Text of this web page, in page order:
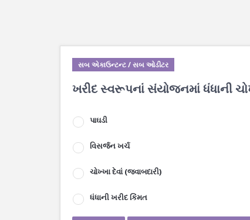
સબ એકાઉન્ટન્ટ / સબ ઓડીટર
ખરીદ સ્વરૂપનાં સંયોજનમાં ધંધાની
પાઘડી
વિસર્જન ખર્ચ
ચોખ્ખા દેવાં (જવાબદારી)
ધંધાની ખરીદ કિંમત